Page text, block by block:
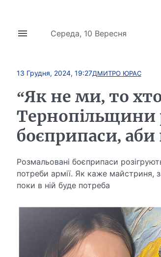
Середа, 10 Вересня
13 Грудня, 2024, 19:27ДМИТРО ЮРАС
“Як не ми, то
Тернопільщини
боєприпаси,
Розмальовані боєприпаси
потреби армії. Як каже майстриня,
поки в ній буде потреба